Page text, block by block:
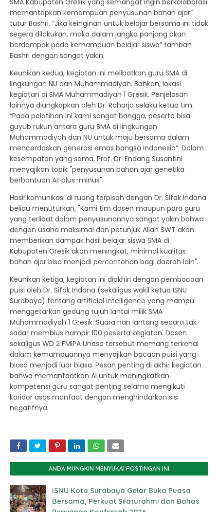
SMA Kabupaten Gresik yang semangat ingin berkolaborasi
memantapkan kemampuan penyusunan bahan ajar”
tutur Bashri. “Jika keinginan untuk belajar bersama ini tidak
segera dilakukan, maka dalam jangka panjang akan
berdampak pada kemampuan belajar siswa” tambah
Bashri dengan sangat yakin.
Keunikan kedua, kegiatan ini melibatkan guru SMA di
lingkungan NU dan Muhammadiyah. Bahkan, lokasi
kegiatan di SMA Muhammadiyah 1 Gresik. Penjelasan
lainnya diungkapkan oleh Dr. Raharjo selaku ketua tim.
“Pada pelatihan ini kami sangat bangga, peserta bisa
guyub rukun antara guru SMA di lingkungan
Muhammadiyah dan NU untuk maju bersama dalam
mencerdaskan generasi emas bangsa Indonesia”. Dalam
kesempatan yang sama, Prof. Dr. Endang Susantini
menyajikan topik "penyusunan bahan ajar genetika
berbantuan AI: plus-minus".
Hasil komunikasi di ruang terpisah dengan Dr. Sifak Indana
beliau menuturkan, "Kami tim dosen maupun para guru
yang terlibat dalam penyusunannya sangat yakin bahwa
dengan usaha maksimal dan petunjuk Allah SWT akan
memberikan dampak hasil belajar siswa SMA di
Kabupaten Gresik akan meningkat, minimal kualitas
bahan ajar bisa menjadi percontohan bagi daerah lain".
Keunikan ketiga, kegiatan ini diakhiri dengan pembacaan
puisi oleh Dr. Sifak Indana (sekaligus wakil ketua ISNU
Surabaya) tentang artificial intelligence yang mampu
menggetarkan gedung tujuh lantai milik SMA
Muhammadiyah 1 Gresik. Suara nan lantang secara tak
sadar membius hampir 100 peserta kegiatan. Dosen
sekaligus WD 2 FMIPA Unesa tersebut memang terkenal
dalam kemampuannya menyajikan bacaan puisi yang
biasa menjadi luar biasa. Pesan penting di akhir kegiatan
bahwa memanfaatkan AI untuk meningkatkan
kompetensi guru sangat penting selama mengikuti
koridor asas manfaat dengan menghindarkan sisi
negatifnya.
ANDA MUNGKIN MENYUKAI POSTINGAN INI
ISNU Kota Surabaya Gelar Buka Puasa
Bersama, Perkuat Silaturahmi dan Bahas